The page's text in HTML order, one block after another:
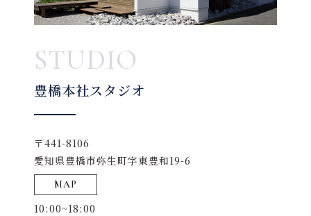
STUDIO
豊橋本社スタジオ
〒441-8106
愛知県豊橋市弥生町字東豊和19-6
MAP
10:00~18:00